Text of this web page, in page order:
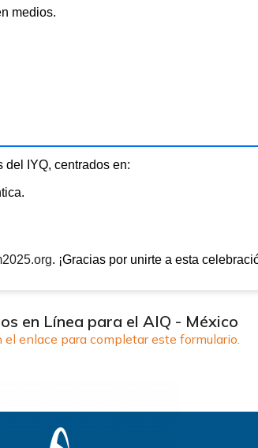
medios.
IYQ, centrados en:
. ¡Gracias por unirte a esta
en Línea para el AIQ - México
el enlace para completar este formulario.